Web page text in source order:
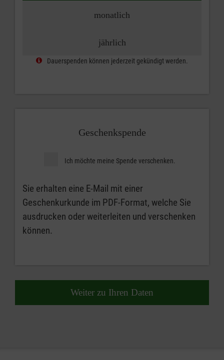
monatlich
jährlich
Dauerspenden können jederzeit gekündigt werden.
Geschenkspende
Ich möchte meine Spende verschenken.
Sie erhalten eine E-Mail mit einer
Geschenkurkunde im PDF-Format, welche Sie
ausdrucken oder weiterleiten und verschenken
können.
Weiter zu Ihren Daten